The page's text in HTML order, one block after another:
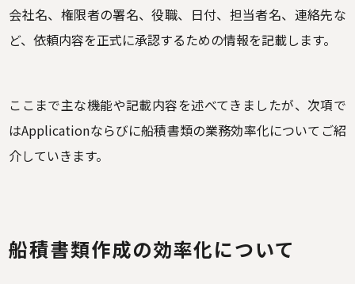
会社名、権限者の署名、役職、日付、担当者名、連絡先な
ど、依頼内容を正式に承認するための情報を記載します。
ここまで主な機能や記載内容を述べてきましたが、次項で
はApplicationならびに船積書類の業務効率化についてご紹
介していきます。
船積書類作成の効率化について